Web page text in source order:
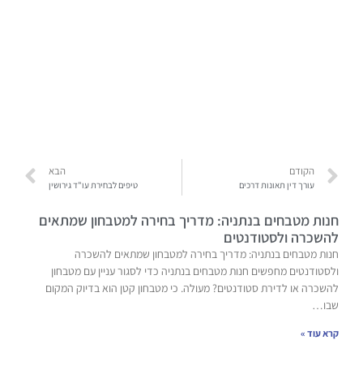
הקודם
עורך דין תאונות דרכים
הבא
טיפים לבחירת עו"ד גירושין
חנות מטבחים בנתניה: מדריך בחירה למטבחון שמתאים
להשכרה ולסטודנטים
חנות מטבחים בנתניה: מדריך בחירה למטבחון שמתאים להשכרה
ולסטודנטים מחפשים חנות מטבחים בנתניה כדי לסגור עניין עם מטבחון
להשכרה או לדירת סטודנטים? מעולה. כי מטבחון קטן הוא בדיוק המקום
שבו…
קרא עוד »